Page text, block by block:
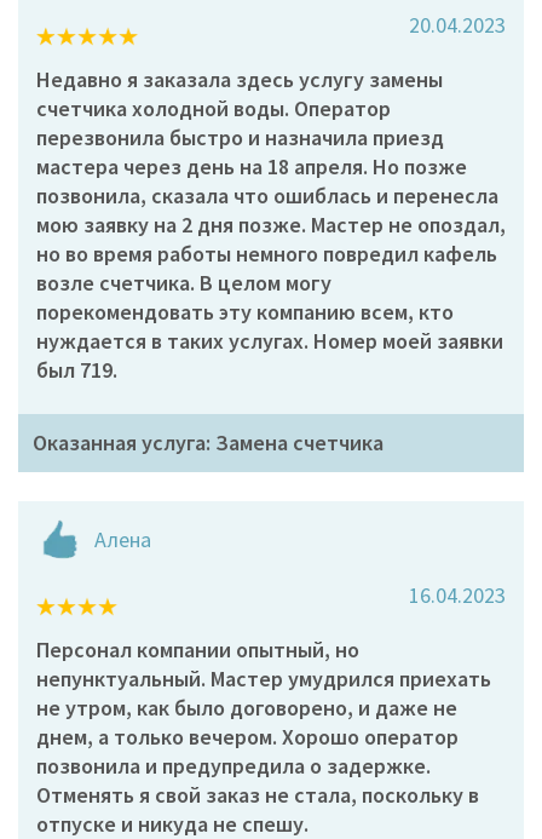
20.04.2023
Недавно я заказала здесь услугу замены
счетчика холодной воды. Оператор
перезвонила быстро и назначила приезд
мастера через день на 18 апреля. Но позже
позвонила, сказала что ошиблась и перенесла
мою заявку на 2 дня позже. Мастер не опоздал,
но во время работы немного повредил кафель
возле счетчика. В целом могу
порекомендовать эту компанию всем, кто
нуждается в таких услугах. Номер моей заявки
был 719.
Оказанная услуга: Замена счетчика
Алена
16.04.2023
Персонал компании опытный, но
непунктуальный. Мастер умудрился приехать
не утром, как было договорено, и даже не
днем, а только вечером. Хорошо оператор
позвонила и предупредила о задержке.
Отменять я свой заказ не стала, поскольку в
отпуске и никуда не спешу.